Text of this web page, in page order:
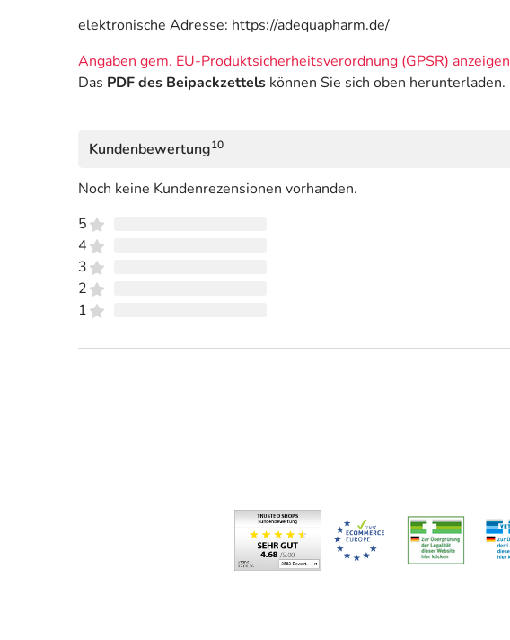
elektronische Adresse: https://adequapharm.de/
Angaben gem. EU-Produktsicherheitsverordnung (GPSR) anzeigen
Das PDF des Beipackzettels können Sie sich oben herunterladen.
Kundenbewertung10
Noch keine Kundenrezensionen vorhanden.
5
4
3
2
1